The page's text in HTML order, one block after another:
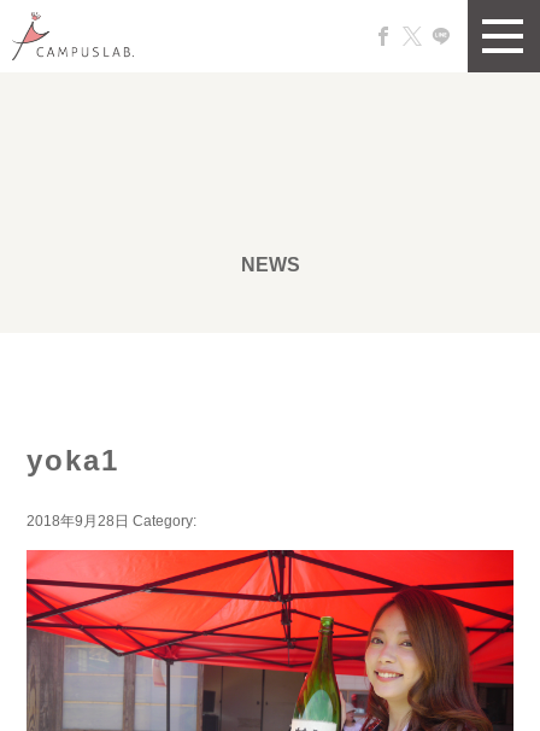
NEWS
yoka1
2018年9月28日 Category: